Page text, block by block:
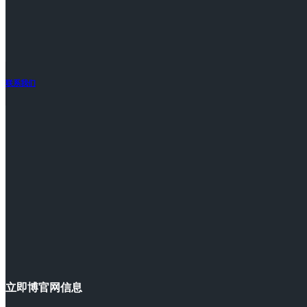
联系我们
立即博官网信息